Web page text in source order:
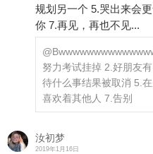
规划另一个 5.哭出来会
你 7.再见，再也不见...
努力考试挂掉 2.好朋友
待什么事结果被取消 5.
喜欢着其他人 7.告别
汝初梦
2019年1月16日